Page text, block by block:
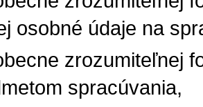
osobné údaje na
zrozumiteľnej
spracúvania,